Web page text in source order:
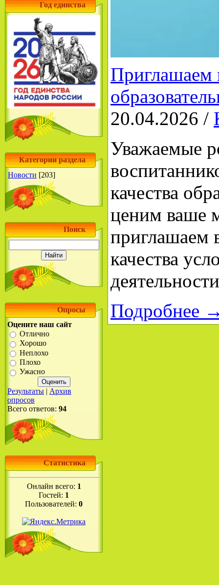
Год единства
Категории раздела
Новости [203]
Поиск
Опросы
Оцените наш сайт
Отлично
Хорошо
Неплохо
Плохо
Ужасно
Результаты | Архив
опросов
Всего ответов: 94
Статистика
Онлайн всего: 1
Гостей: 1
Пользователей: 0
Приглашаем
20.04.2026 /
Уважаемые
качества
ценим ваше
приглашаем
качества
Подробнее